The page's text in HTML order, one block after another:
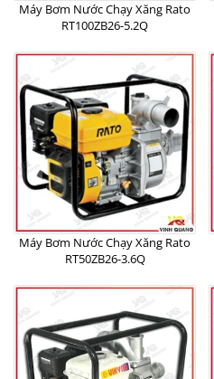
Máy Bơm Nước Chạy Xăng Rato
RT100ZB26-5.2Q
Máy Bơm Nước Chạy Xăng Rato
RT50ZB26-3.6Q